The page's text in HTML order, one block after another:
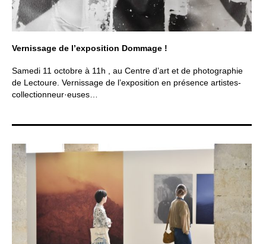
Vernissage de l’exposition Dommage !
Samedi 11 octobre à 11h , au Centre d’art et de photographie
de Lectoure. Vernissage de l’exposition en présence artistes-
collectionneur·euses…